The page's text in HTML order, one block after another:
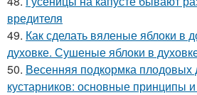
вредителя
49. Как сделать вяленые яблоки в
духовке. Сушеные яблоки в
50. Весенняя подкормка плодовых
кустарников: основные принципы